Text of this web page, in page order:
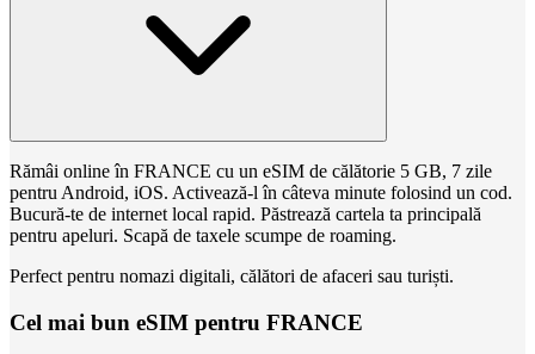
Rămâi online în FRANCE cu un eSIM de călătorie 5 GB, 7 zile
pentru Android, iOS. Activează-l în câteva minute folosind un cod.
Bucură-te de internet local rapid. Păstrează cartela ta principală
pentru apeluri. Scapă de taxele scumpe de roaming.
Perfect pentru nomazi digitali, călători de afaceri sau turiști.
Cel mai bun eSIM pentru FRANCE